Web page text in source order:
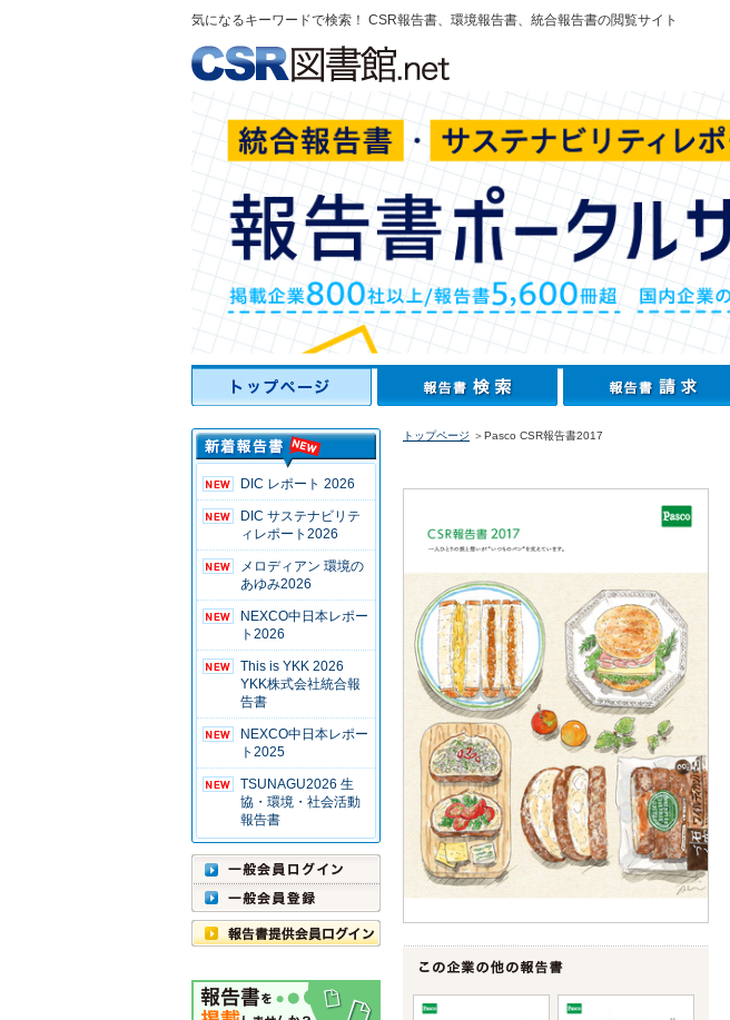
気になるキーワードで検索！ CSR報告書、環境報告書、統合報告書の閲覧サイト
DIC レポート 2026
DIC サステナビリテ
ィレポート2026
メロディアン 環境の
あゆみ2026
NEXCO中日本レポー
ト2026
This is YKK 2026
YKK株式会社統合報
告書
NEXCO中日本レポー
ト2025
TSUNAGU2026 生
協・環境・社会活動
報告書
トップページ ＞Pasco CSR報告書2017